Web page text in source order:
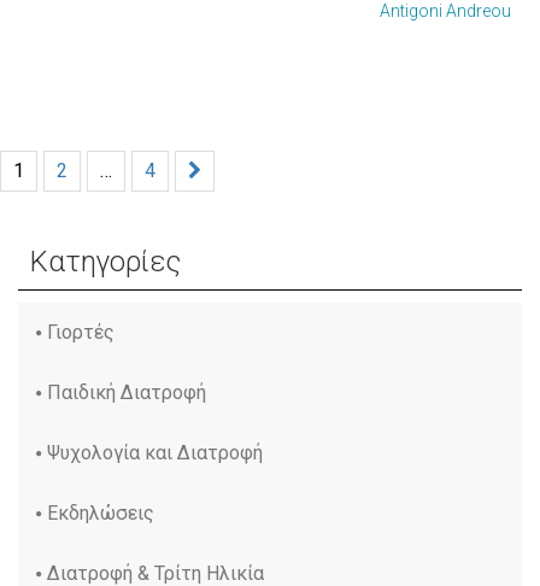
Antigoni Andreou
1 2 … 4
Κατηγορίες
Γιορτές
Παιδική Διατροφή
Ψυχολογία και Διατροφή
Εκδηλώσεις
Διατροφή & Τρίτη Ηλικία